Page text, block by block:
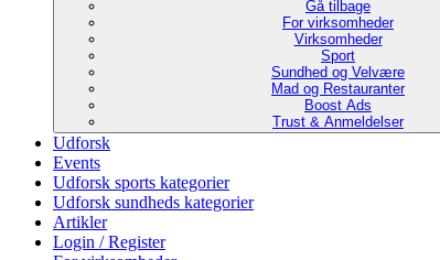
Gå tilbage
For virksomheder
Virksomheder
Sport
Sundhed og Velvære
Mad og Restauranter
Boost Ads
Trust & Anmeldelser
Udforsk
Events
Udforsk sports kategorier
Udforsk sundheds kategorier
Artikler
Login / Register